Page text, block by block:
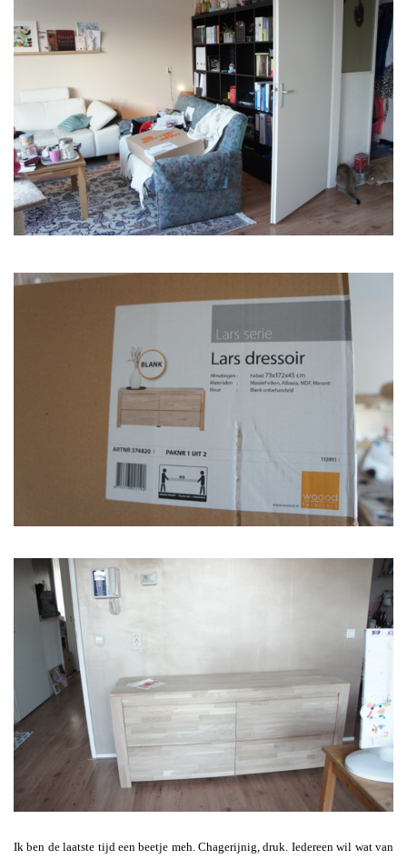
Ik ben de laatste tijd een beetje meh. Chagerijnig, druk. Iedereen wil wat van